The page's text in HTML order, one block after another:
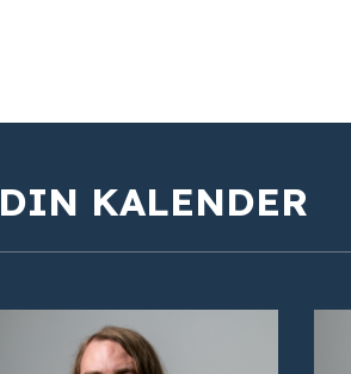
DIN KALENDER